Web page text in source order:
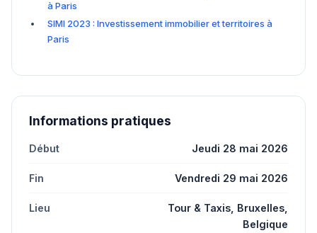
à Paris
SIMI 2023 : Investissement immobilier et territoires à
Paris
Informations pratiques
Début Jeudi 28 mai 2026
Fin Vendredi 29 mai 2026
Lieu
Tour & Taxis, Bruxelles,
Belgique